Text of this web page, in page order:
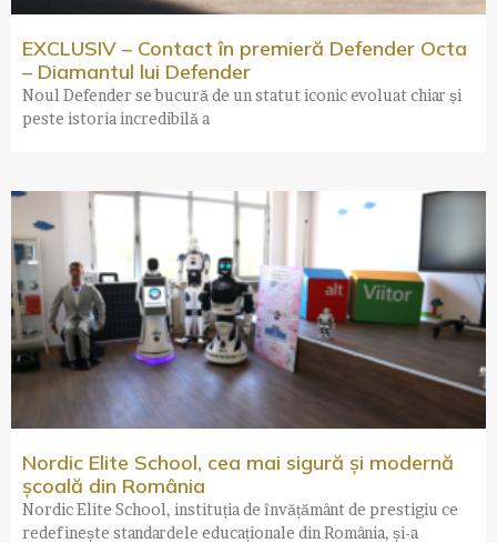
EXCLUSIV – Contact în premieră Defender Octa
– Diamantul lui Defender
Noul Defender se bucură de un statut iconic evoluat chiar și
peste istoria incredibilă a
Nordic Elite School, cea mai sigură și modernă
școală din România
Nordic Elite School, instituția de învățământ de prestigiu ce
redefinește standardele educaționale din România, și-a